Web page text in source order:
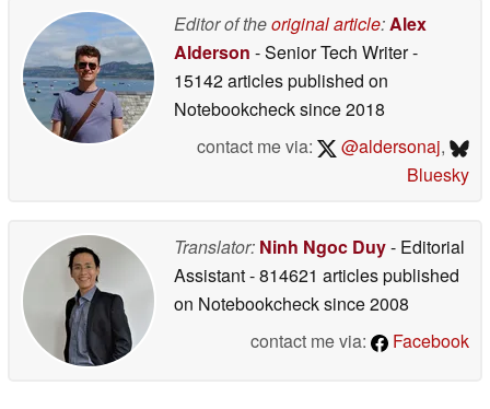
Editor of theoriginal article:Alex
Alderson - Senior Tech Writer-
15142 articles published on
Notebookchecksince 2018
contact me via:
@aldersonaj,
Bluesky
Translator: Ninh Ngoc Duy- Editorial
Assistant- 814621 articles published
on Notebookchecksince 2008
contact me via:
Facebook